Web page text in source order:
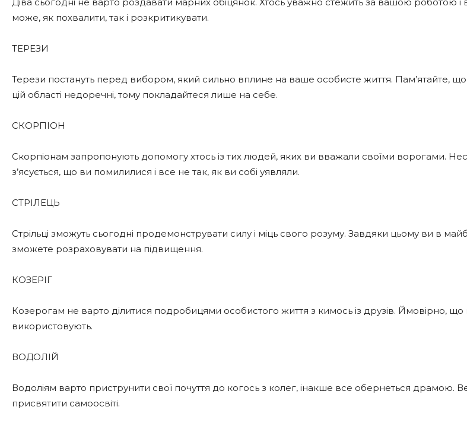
може, як похвалити, так і розкритикувати.
ТЕРЕЗИ
Терези постануть перед вибором, який сильно вплине на ваше особисте життя. Пам’ятайте,
цій області недоречні, тому покладайтеся лише на себе.
СКОРПІОН
Скорпіонам запропонують допомогу хтось із тих людей, яких ви вважали своїми ворогами.
з’ясується, що ви помилилися і все не так, як ви собі уявляли.
СТРІЛЕЦЬ
Стрільці зможуть сьогодні продемонструвати силу і міць свого розуму. Завдяки цьому ви в
зможете розраховувати на підвищення.
КОЗЕРІГ
Козерогам не варто ділитися подробицями особистого життя з кимось із друзів. Ймовірно, що
використовують.
ВОДОЛІЙ
Водоліям варто приструнити свої почуття до когось з колег, інакше все обернеться драмою.
присвятити самоосвіті.